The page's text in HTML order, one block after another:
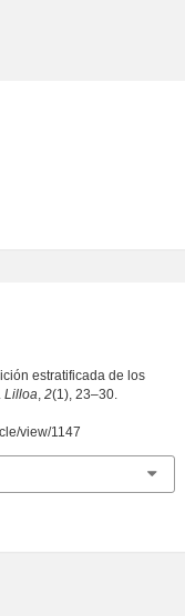
estratificada de los
Lilloa 2(1), 23–30.
view/1147